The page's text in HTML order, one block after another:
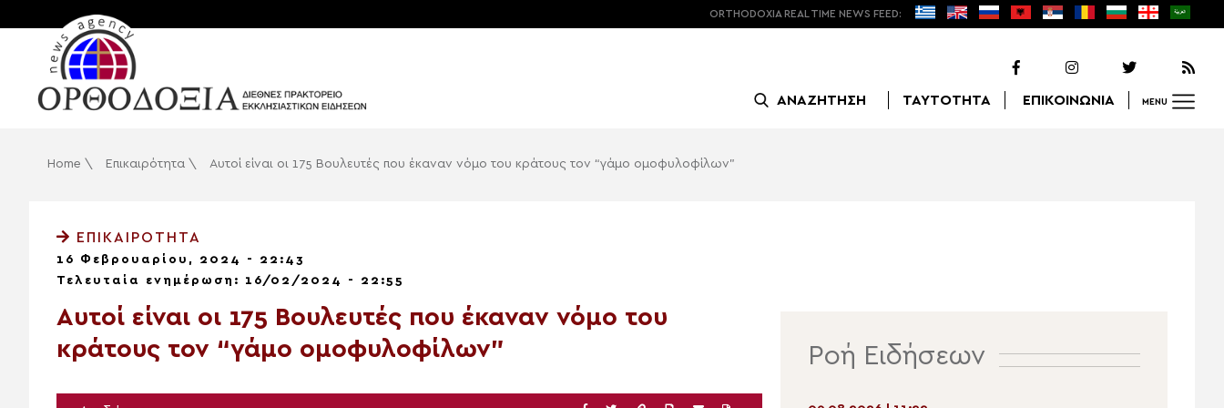
ORTHODOXIA REAL TIME NEWS FEED:
ΑΝΑΖΗΤΗΣΗ ΤΑΥΤΟΤΗΤΑ ΕΠΙΚΟΙΝΩΝΙΑ MENU
Home \ Επικαιρότητα \ Αυτοί είναι οι 175 Βουλευτές που έκαναν νόμο του κράτους τον “γάμο ομοφυλοφίλων”
ΕΠΙΚΑΙΡΌΤΗΤΑ
16 Φεβρουαρίου, 2024 - 22:43
Τελευταία ενημέρωση: 16/02/2024 - 22:55
Αυτοί είναι οι 175 Βουλευτές που έκαναν νόμο του
κράτους τον “γάμο ομοφυλοφίλων”
Ροή Ειδήσεων